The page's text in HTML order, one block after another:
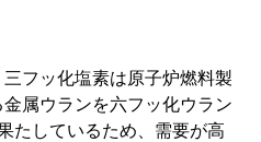
フッ化塩素は原子炉燃料製
属ウランを六フッ化ウラン
たしているため、需要が高